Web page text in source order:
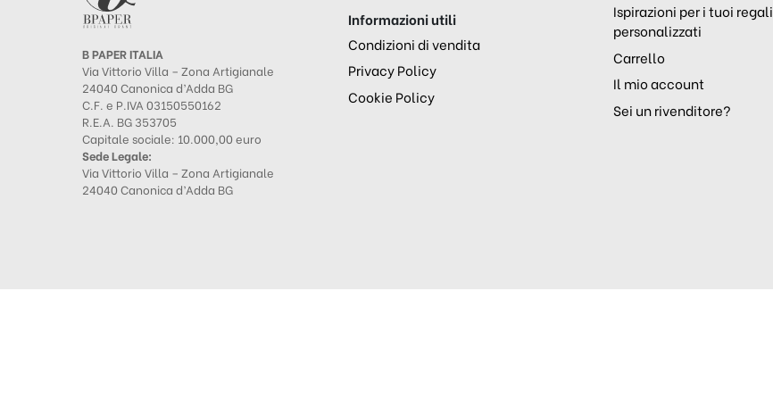
B PAPER ITALIA
Via Vittorio Villa – Zona Artigianale
24040 Canonica d’Adda BG
C.F. e P.IVA 03150550162
R.E.A. BG 353705
Capitale sociale: 10.000,00 euro
Sede Legale:
Via Vittorio Villa – Zona Artigianale
24040 Canonica d’Adda BG
Informazioni utili
Condizioni di vendita
Privacy Policy
Cookie Policy
Ispirazioni per i tuoi regali
personalizzati
Carrello
Il mio account
Sei un rivenditore?